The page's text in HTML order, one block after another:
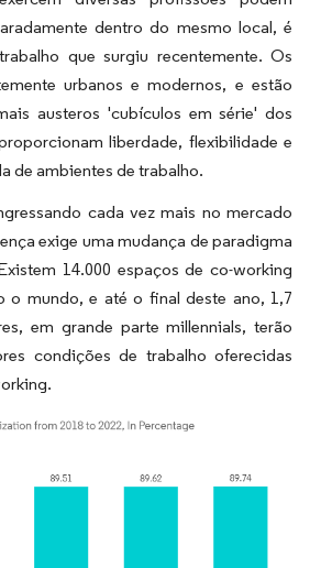
dentro do mesmo local, é
que surgiu recentemente. Os
urbanos e modernos, e estão
austeros 'cubículos em série' dos
liberdade, flexibilidade e
de ambientes de trabalho.
cada vez mais no mercado
exige uma mudança de paradigma
14.000 espaços de co-working
o mundo, e até o final deste ano, 1,7
em grande parte millennials, terão
condições de trabalho oferecidas